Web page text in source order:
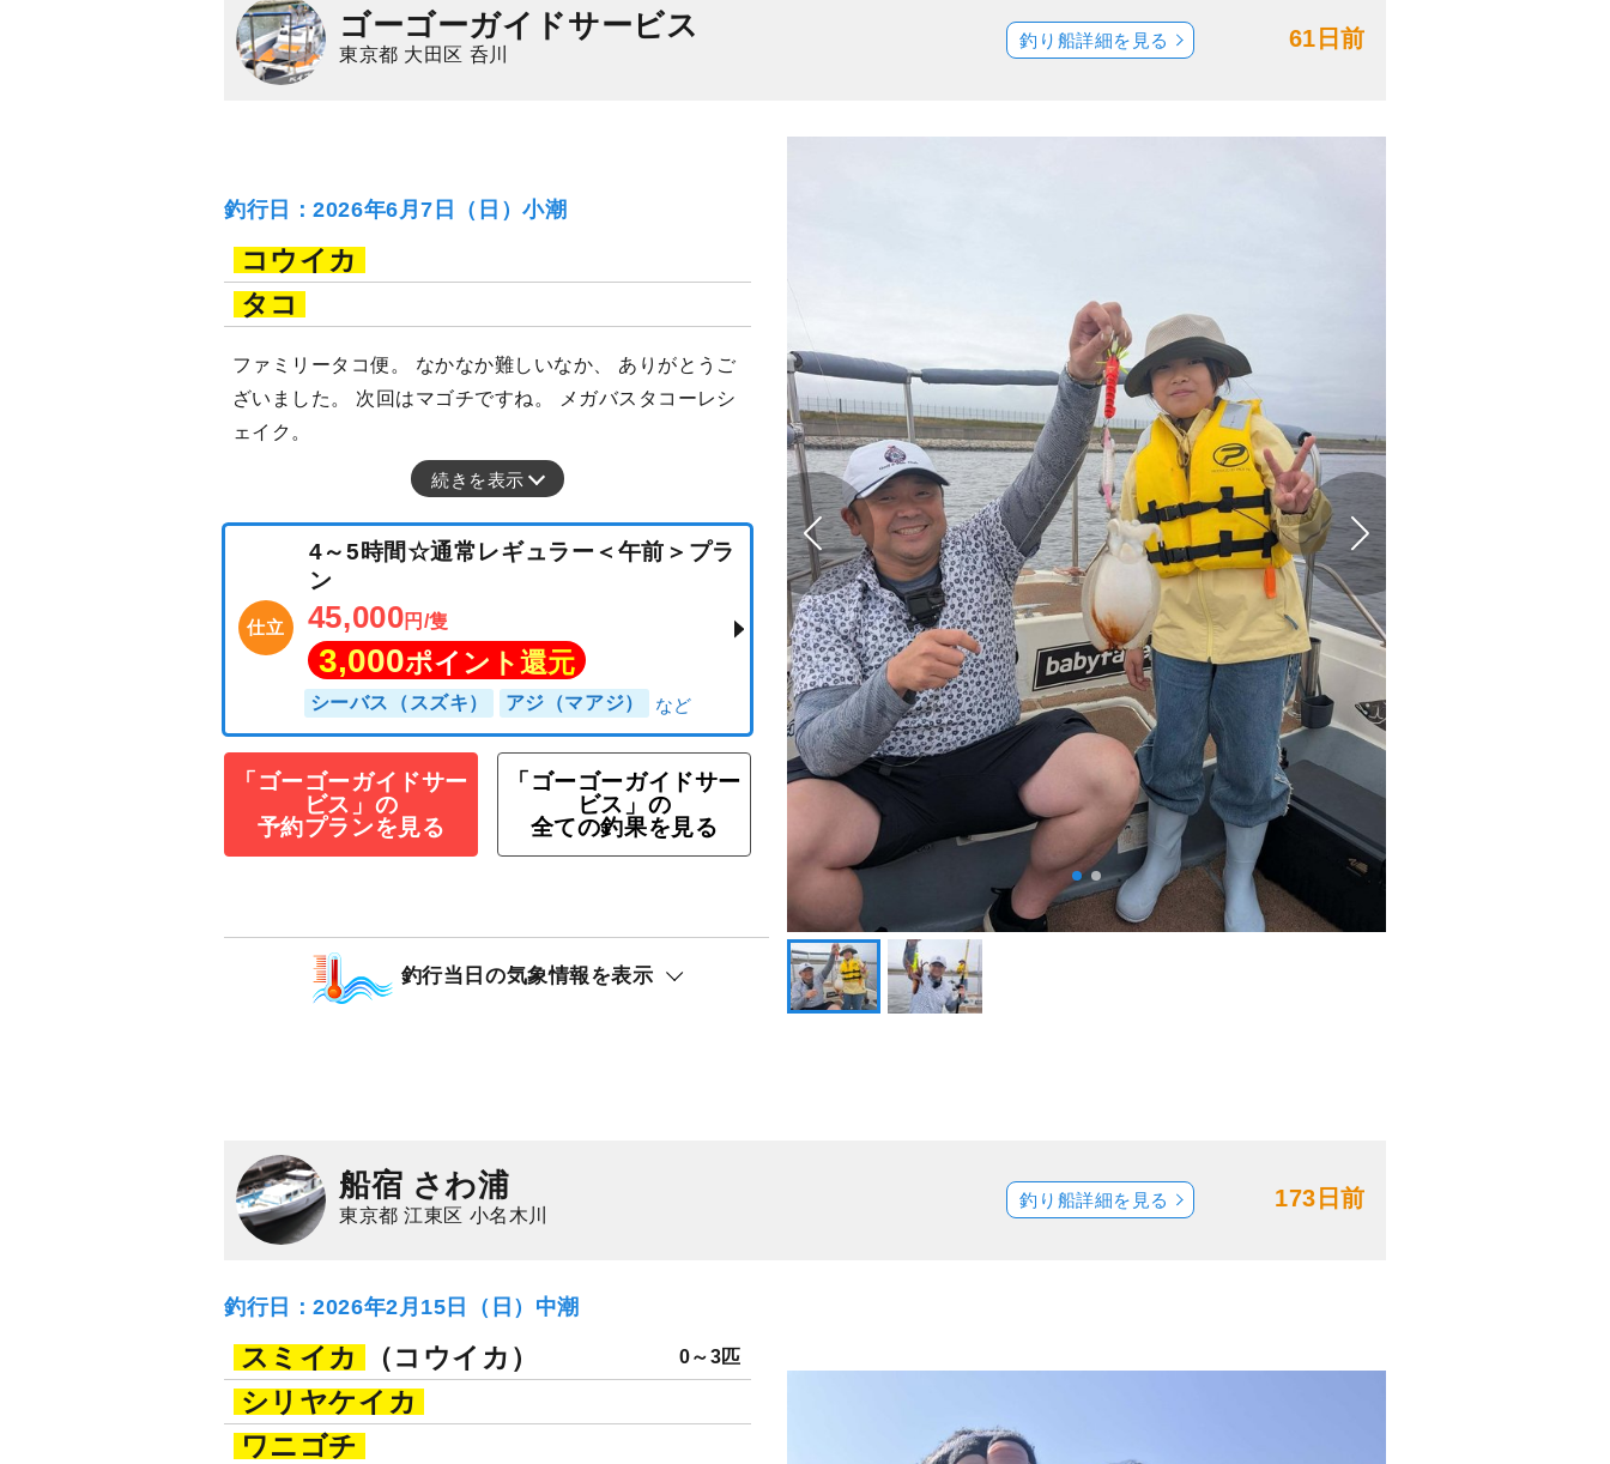
ゴーゴーガイドサービス
東京都 大田区 呑川
61日前
釣り船詳細を見る
釣行日：2026年6月7日（日）小潮
コウイカ
タコ
ファミリータコ便。 なかなか難しいなか、 ありがとうご
ざいました。 次回はマゴチですね。 メガバスタコーレシ
ェイク。
続きを表示
仕立
4～5時間☆通常レギュラー＜午前＞プラ
ン
45,000円/隻
3,000ポイント還元
シーバス（スズキ） アジ（マアジ）
「ゴーゴーガイドサー
ビス」の
予約プランを見る
「ゴーゴーガイドサー
ビス」の
全ての釣果を見る
釣行当日の気象情報を表示
船宿 さわ浦
東京都 江東区 小名木川
173日前
釣り船詳細を見る
釣行日：2026年2月15日（日）中潮
スミイカ （コウイカ） 0～3匹
シリヤケイカ
ワニゴチ